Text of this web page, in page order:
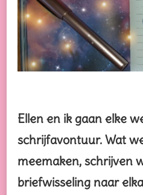
Ellen en ik gaan elke
schrijfavontuur. Wat
meemaken, schrijven
briefwisseling naar